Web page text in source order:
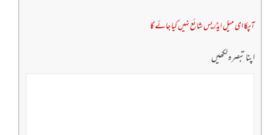
آپکا ای میل ایڈریس شائع نہیں کیا جائے گا
اپنا تبصرہ لکھیں